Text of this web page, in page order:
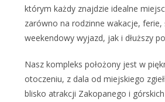
którym każdy znajdzie idealne
zarówno na rodzinne wakacje, ferie,
weekendowy wyjazd, jak i dłuższy
Nasz kompleks położony jest w
otoczeniu, z dala od miejskiego
blisko atrakcji Zakopanego i